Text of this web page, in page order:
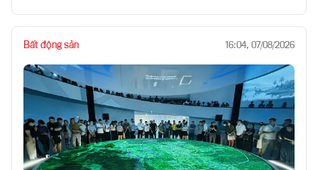
Bất động sản 16:04, 07/08/2026